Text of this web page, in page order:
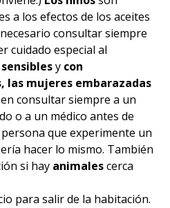
a los efectos de los aceites
consultar siempre
cuidado especial al
y con
las mujeres embarazadas
consultar siempre a un
o a un médico antes de
que experimente un
hacer lo mismo. También
si hay animalescerca
para salir de la habitación.